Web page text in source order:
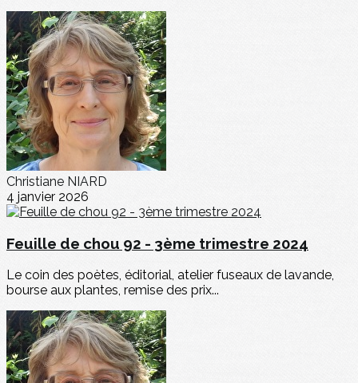
Christiane NIARD
4 janvier 2026
Feuille de chou 92 - 3ème trimestre 2024
Le coin des poètes, éditorial, atelier fuseaux de lavande,
bourse aux plantes, remise des prix...